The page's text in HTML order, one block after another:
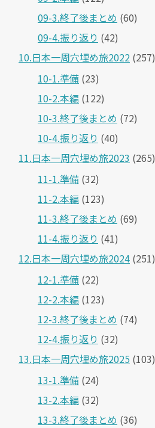
09-3.終了後まとめ (60)
09-4.振り返り (42)
10.日本一周穴埋め旅2022 (257)
10-1.準備 (23)
10-2.本編 (122)
10-3.終了後まとめ (72)
10-4.振り返り (40)
11.日本一周穴埋め旅2023 (265)
11-1.準備 (32)
11-2.本編 (123)
11-3.終了後まとめ (69)
11-4.振り返り (41)
12.日本一周穴埋め旅2024 (251)
12-1.準備 (22)
12-2.本編 (123)
12-3.終了後まとめ (74)
12-4.振り返り (32)
13.日本一周穴埋め旅2025 (103)
13-1.準備 (24)
13-2.本編 (32)
13-3.終了後まとめ (36)